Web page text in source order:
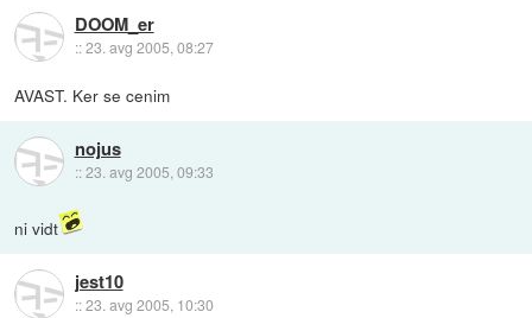
DOOM_er
::23. avg 2005, 08:27
AVAST. Ker se cenim
nojus
::23. avg 2005, 09:33
ni vidt
jest10
::23. avg 2005, 10:30